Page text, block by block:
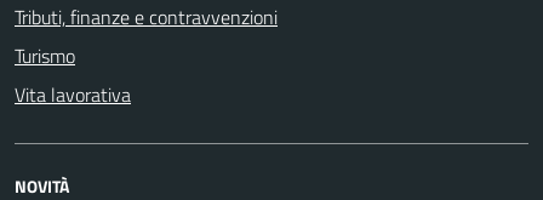
Tributi, finanze e contravvenzioni
Turismo
Vita lavorativa
NOVITÀ